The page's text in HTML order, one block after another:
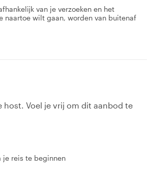
van je verzoeken en het
naartoe wilt gaan, worden van buitenaf
host. Voel je vrij om dit aanbod te
je reis te beginnen